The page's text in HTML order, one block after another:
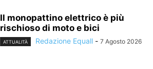
Il monopattino elettrico è più
rischioso di moto e bici
ATTUALITÀ Redazione Equall - 7 Agosto 2026